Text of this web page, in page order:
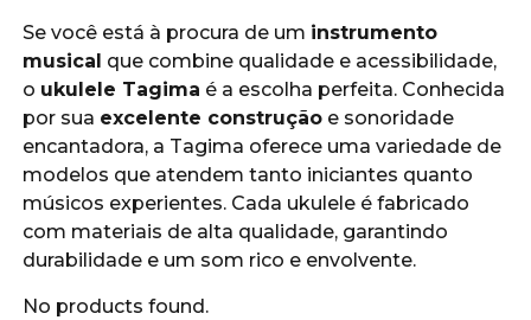
Se você está à procura de um instrumento
musical que combine qualidade e acessibilidade,
o ukulele Tagima é a escolha perfeita. Conhecida
por sua excelente construçãoe sonoridade
encantadora, a Tagima oferece uma variedade de
modelos que atendem tanto iniciantes quanto
músicos experientes. Cada ukulele é fabricado
com materiais de alta qualidade, garantindo
durabilidade e um som rico e envolvente.
No products found.